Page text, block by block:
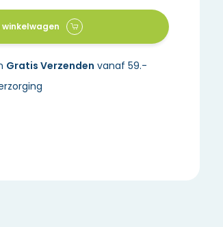
winkelwagen
Gratis Verzenden vanaf 59.-